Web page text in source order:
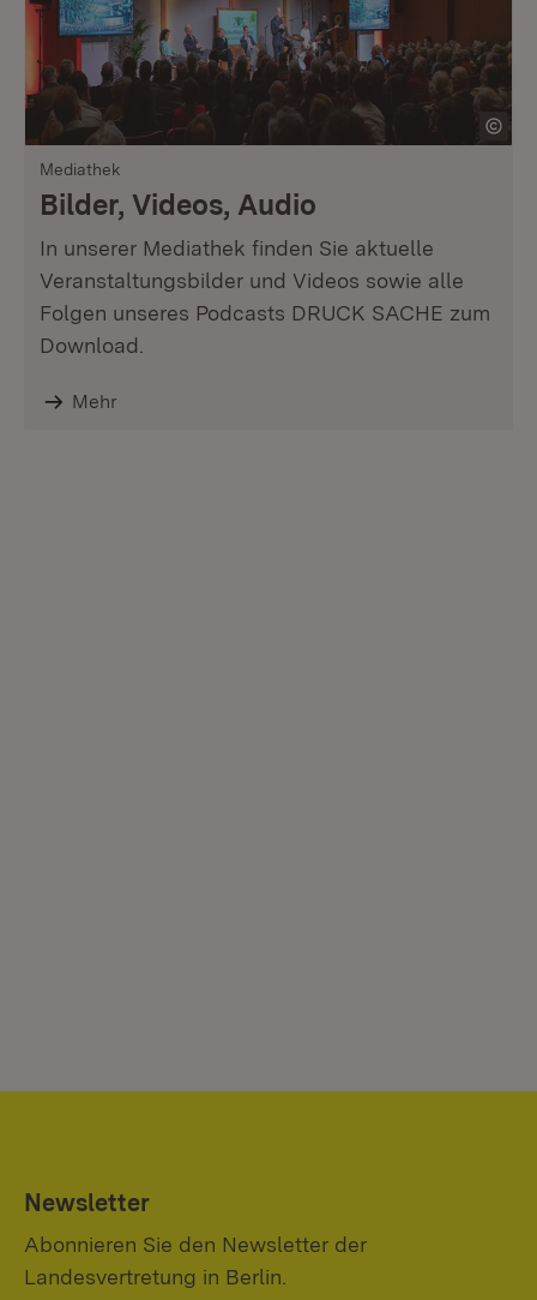
Mediathek
Bilder, Videos, Audio
In unserer Mediathek finden Sie aktuelle
Veranstaltungsbilder und Videos sowie alle
Folgen unseres Podcasts DRUCK SACHE zum
Download.
Mehr
Newsletter
Abonnieren Sie den Newsletter der
Landesvertretung in Berlin.